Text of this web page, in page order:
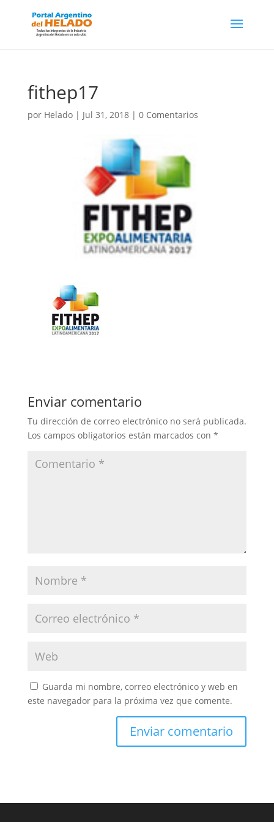
fithep17
por Helado| Jul 31, 2018| 0 Comentarios
Enviar comentario
Tu dirección de correo electrónico no será publicada.
Los campos obligatorios están marcados con *
Guarda mi nombre, correo electrónico y web en
este navegador para la próxima vez que comente.